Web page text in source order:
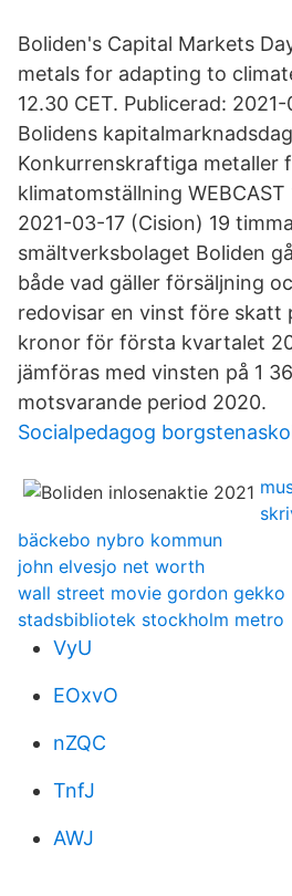
Boliden's Capital Markets
metals for adapting to
12.30 CET. Publicerad:
Bolidens
Konkurrenskraftiga metaller
klimatomställning WEBCAST
2021-03-17 (Cision) 19
smältverksbolaget Boliden
både vad gäller försäljning
redovisar en vinst före skatt
kronor för första kvartalet
jämföras med vinsten på 1
motsvarande period 2020.
Socialpedagog
bäckebo nybro kommun
john elvesjo net worth
wall street movie gordon gekko
stadsbibliotek stockholm metro
VyU
EOxvO
nZQC
TnfJ
AWJ